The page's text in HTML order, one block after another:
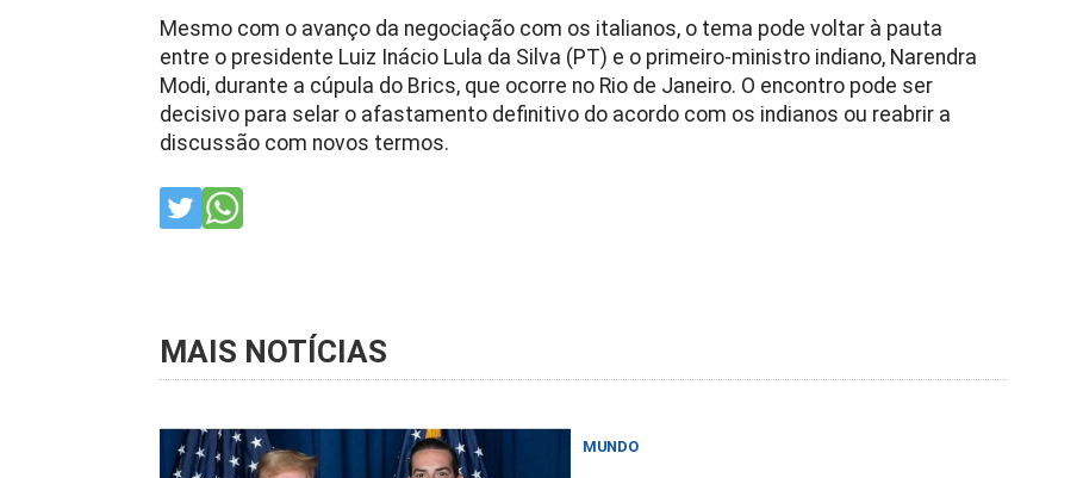
Mesmo com o avanço da negociação com os italianos, o tema pode voltar à pauta
entre o presidente Luiz Inácio Lula da Silva (PT) e o primeiro-ministro indiano, Narendra
Modi, durante a cúpula do Brics, que ocorre no Rio de Janeiro. O encontro pode ser
decisivo para selar o afastamento definitivo do acordo com os indianos ou reabrir a
discussão com novos termos.
MAIS NOTÍCIAS
MUNDO